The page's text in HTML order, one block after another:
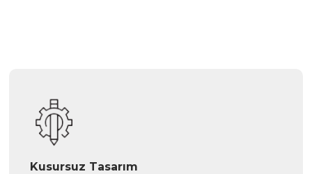
Kusursuz Tasarım